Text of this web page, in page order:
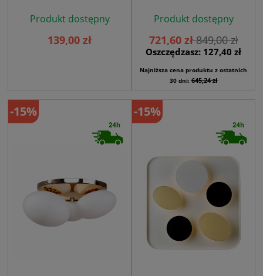
Produkt dostępny
139,00 zł
Produkt dostępny
721,60 zł849,00 zł
Oszczędzasz: 127,40 zł
Najniższa cena produktu z ostatnich
30 dni:645,24 zł
-15% -15%